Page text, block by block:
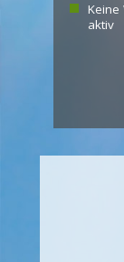
Keine
aktiv